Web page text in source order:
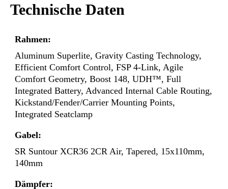
Technische Daten
Rahmen:
Aluminum Superlite, Gravity Casting Technology,
Efficient Comfort Control, FSP 4-Link, Agile
Comfort Geometry, Boost 148, UDH™, Full
Integrated Battery, Advanced Internal Cable Routing,
Kickstand/Fender/Carrier Mounting Points,
Integrated Seatclamp
Gabel:
SR Suntour XCR36 2CR Air, Tapered, 15x110mm,
140mm
Dämpfer: